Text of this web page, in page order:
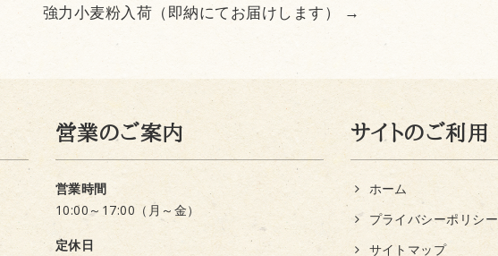
強力小麦粉入荷（即納にてお届けします） →
営業のご案内
営業時間
10:00～17:00（月～金）
定休日
サイトのご利用
ホーム
プライバシーポリシー
サイトマップ